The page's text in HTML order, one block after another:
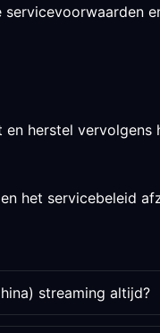
herstel
het servicebeleid
streaming altijd?